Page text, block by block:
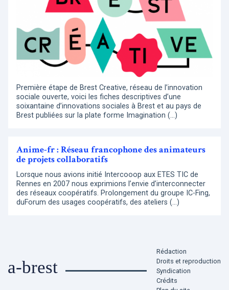
Première étape de Brest Creative, réseau de l’innovation
sociale ouverte, voici les fiches descriptives d’une
soixantaine d’innovations sociales à Brest et au pays de
Brest publiées sur la plate forme Imagination (…)
Anime-fr : Réseau francophone des animateurs
de projets collaboratifs
Lorsque nous avions initié Intercooop aux ETES TIC de
Rennes en 2007 nous exprimions l’envie d’interconnecter
des réseaux coopératifs. Prolongement du groupe IC-Fing,
duForum des usages coopératifs, des ateliers (…)
a-brest
Rédaction
Droits et reproduction
Syndication
Crédits